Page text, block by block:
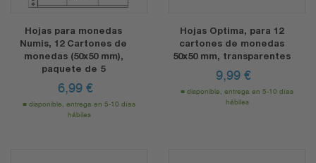
Hojas para monedas
Numis, 12 Cartones de
monedas (50x50 mm),
paquete de 5
6,99 €
disponible, entrega en 5-10 días
hábiles
Hojas Optima, para 12
cartones de monedas
50x50 mm, transparentes
9,99 €
disponible, entrega en 5-10 días
hábiles